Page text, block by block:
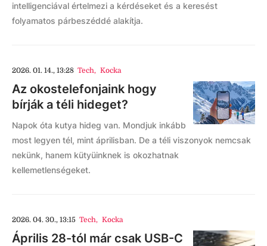
intelligenciával értelmezi a kérdéseket és a keresést
folyamatos párbeszéddé alakítja.
2026. 01. 14., 13:28 Tech, Kocka
Az okostelefonjaink hogy
bírják a téli hideget?
Napok óta kutya hideg van. Mondjuk inkább
most legyen tél, mint áprilisban. De a téli viszonyok nemcsak
nekünk, hanem kütyüinknek is okozhatnak
kellemetlenségeket.
2026. 04. 30., 13:15 Tech, Kocka
Április 28-tól már csak USB-C